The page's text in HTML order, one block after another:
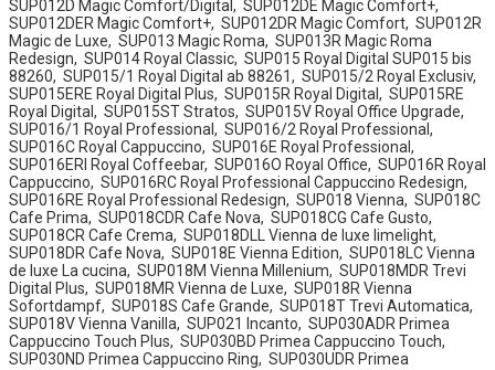
SUP012D Magic Comfort/Digital, ​ SUP012DE Magic Comfort+, ​
SUP012DER Magic Comfort+, ​ SUP012DR Magic Comfort, ​ SUP012R
Magic de Luxe, ​ SUP013 Magic Roma, ​ SUP013R Magic Roma
Redesign, ​ SUP014 Royal Classic, ​ SUP015 Royal Digital SUP015 bis
88260, ​ SUP015/1 Royal Digital ab 88261, ​ SUP015/2 Royal Exclusiv, ​
SUP015ERE Royal Digital Plus, ​ SUP015R Royal Digital, ​ SUP015RE
Royal Digital, ​ SUP015ST Stratos, ​ SUP015V Royal Office Upgrade, ​
SUP016/1 Royal Professional, ​ SUP016/2 Royal Professional, ​
SUP016C Royal Cappuccino, ​ SUP016E Royal Professional, ​
SUP016ERI Royal Coffeebar, ​ SUP016O Royal Office, ​ SUP016R Royal
Cappuccino, ​ SUP016RC Royal Professional Cappuccino Redesign, ​
SUP016RE Royal Professional Redesign, ​ SUP018 Vienna, ​ SUP018C
Cafe Prima, ​ SUP018CDR Cafe Nova, ​ SUP018CG Cafe Gusto, ​
SUP018CR Cafe Crema, ​ SUP018DLL Vienna de luxe limelight, ​
SUP018DR Cafe Nova, ​ SUP018E Vienna Edition, ​ SUP018LC Vienna
de luxe La cucina, ​ SUP018M Vienna Millenium, ​ SUP018MDR Trevi
Digital Plus, ​ SUP018MR Vienna de Luxe, ​ SUP018R Vienna
Sofortdampf, ​ SUP018S Cafe Grande, ​ SUP018T Trevi Automatica, ​
SUP018V Vienna Vanilla, ​ SUP021 Incanto, ​ SUP030ADR Primea
Cappuccino Touch Plus, ​ SUP030BD Primea Cappuccino Touch, ​
SUP030ND Primea Cappuccino Ring, ​ SUP030UDR Primea